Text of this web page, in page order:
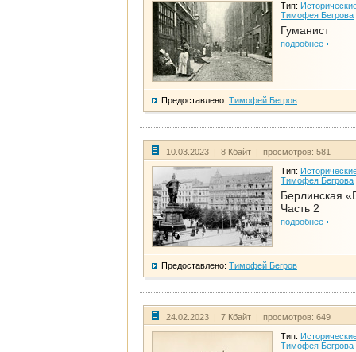
Тип:
Тимофея Бегрова
Гуманист
подробнее
Предоставлено: Тимофей Бегров
10.03.2023 | 8 Кбайт | просмотров: 581
Тип:
Тимофея Бегрова
Берлинская
Часть 2
подробнее
Предоставлено: Тимофей Бегров
24.02.2023 | 7 Кбайт | просмотров: 649
Тип:
Тимофея Бегрова